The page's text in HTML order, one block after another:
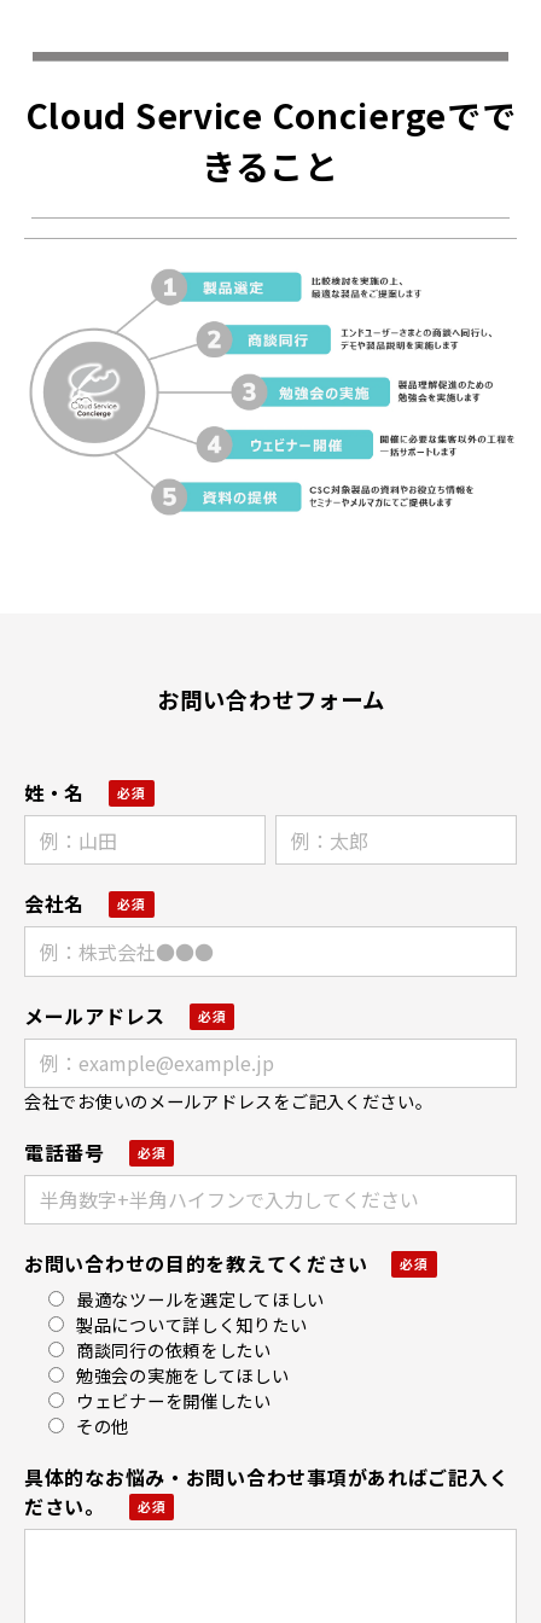
Cloud Service Conciergeでで
きること
お問い合わせフォーム
姓・名
会社名
メールアドレス
会社でお使いのメールアドレスをご記入ください。
電話番号
お問い合わせの目的を教えてください
最適なツールを選定してほしい
製品について詳しく知りたい
商談同行の依頼をしたい
勉強会の実施をしてほしい
ウェビナーを開催したい
その他
具体的なお悩み・お問い合わせ事項があればご記入く
ださい。